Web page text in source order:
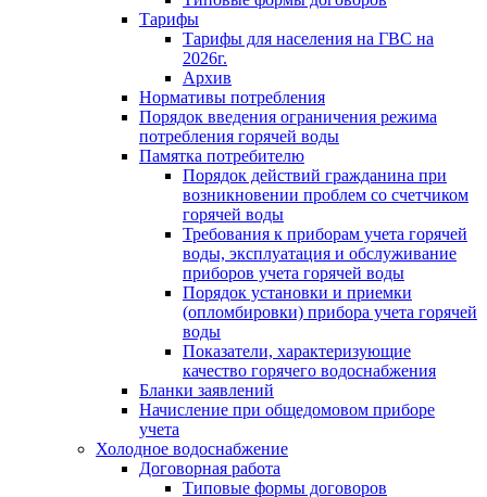
Тарифы
Тарифы для населения на ГВС на
2026г.
Архив
Нормативы потребления
Порядок введения ограничения режима
потребления горячей воды
Памятка потребителю
Порядок действий гражданина при
возникновении проблем со счетчиком
горячей воды
Требования к приборам учета горячей
воды, эксплуатация и обслуживание
приборов учета горячей воды
Порядок установки и приемки
(опломбировки) прибора учета горячей
воды
Показатели, характеризующие
качество горячего водоснабжения
Бланки заявлений
Начисление при общедомовом приборе
учета
Холодное водоснабжение
Договорная работа
Типовые формы договоров